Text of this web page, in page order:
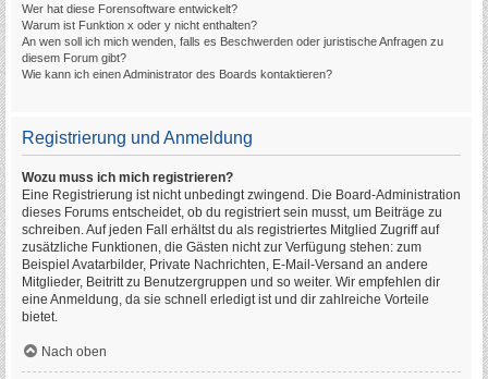
Wer hat diese Forensoftware entwickelt?
Warum ist Funktion x oder y nicht enthalten?
An wen soll ich mich wenden, falls es Beschwerden oder juristische Anfragen zu
diesem Forum gibt?
Wie kann ich einen Administrator des Boards kontaktieren?
Registrierung und Anmeldung
Wozu muss ich mich registrieren?
Eine Registrierung ist nicht unbedingt zwingend. Die Board-Administration
dieses Forums entscheidet, ob du registriert sein musst, um Beiträge zu
schreiben. Auf jeden Fall erhältst du als registriertes Mitglied Zugriff auf
zusätzliche Funktionen, die Gästen nicht zur Verfügung stehen: zum
Beispiel Avatarbilder, Private Nachrichten, E-Mail-Versand an andere
Mitglieder, Beitritt zu Benutzergruppen und so weiter. Wir empfehlen dir
eine Anmeldung, da sie schnell erledigt ist und dir zahlreiche Vorteile
bietet.
Nach oben